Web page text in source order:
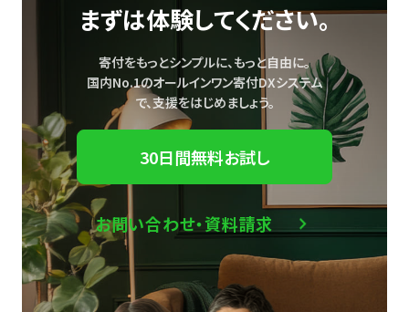
まずは体験してください。
寄付をもっとシンプルに、もっと自由に。
国内No.1のオールインワン寄付DXシステム
で、支援をはじめましょう。
30日間無料お試し
お問い合わせ・資料請求